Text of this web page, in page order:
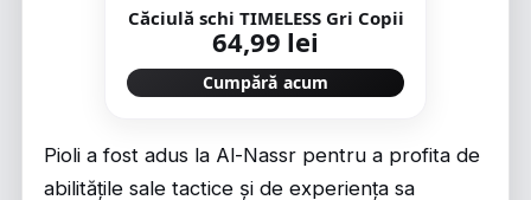
Căciulă schi TIMELESS Gri Copii
64,99 lei
Cumpără acum
Pioli a fost adus la Al-Nassr pentru a profita de
abilitățile sale tactice și de experiența sa